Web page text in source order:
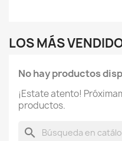
LOS MÁS
No hay productos
¡Estate atento!
productos.
search